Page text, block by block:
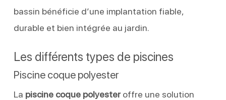
bassin bénéficie d’une implantation fiable,
durable et bien intégrée au jardin.
Les différents types de piscines
Piscine coque polyester
La piscine coque polyesteroffre une solution